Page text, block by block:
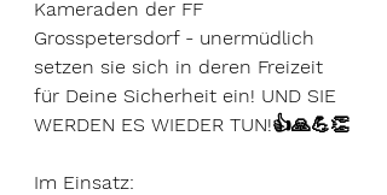
Kameraden der FF
Grosspetersdorf - unermüdlich
setzen sie sich in deren Freizeit
für Deine Sicherheit ein! UND SIE
WERDEN ES WIEDER TUN!👍🙏💪👏
Im Einsatz: